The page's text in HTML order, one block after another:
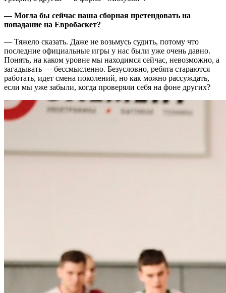
— Могла бы сейчас наша сборная претендовать на
попадание на Евробаскет?
— Тяжело сказать. Даже не возьмусь судить, потому что
последние официальные игры у нас были уже очень давно.
Понять, на каком уровне мы находимся сейчас, невозможно, а
загадывать — бессмысленно. Безусловно, ребята стараются
работать, идет смена поколений, но как можно рассуждать,
если мы уже забыли, когда проверяли себя на фоне других?